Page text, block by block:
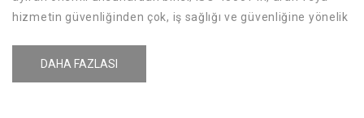
hizmetin güvenliğinden çok, iş sağlığı ve güvenliğine yönelik
azaltmaya yönelik bir standart olsa da; ISO 9001 ve ISO
DAHA FAZLASI